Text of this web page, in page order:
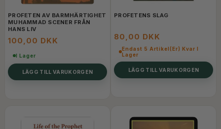
PROFETEN AV BARMHÄRTIGHET
MUHAMMAD SCENER FRÅN
HANS LIV
100,00 DKK
I Lager
LÄGG TILL VARUKORGEN
PROFETENS SLAG
80,00 DKK
Endast 5 Artikel(er) Kvar I
Lager
LÄGG TILL VARUKORGEN